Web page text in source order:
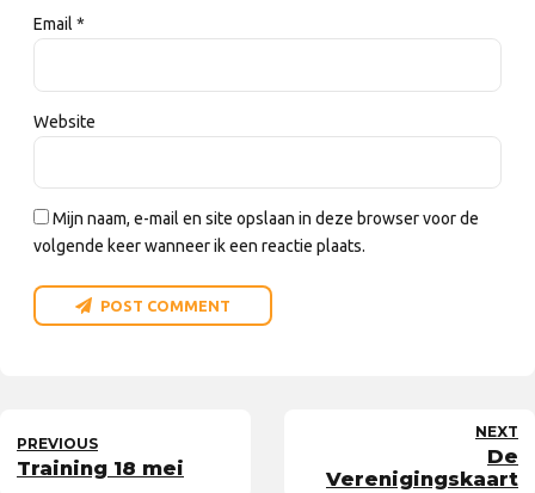
Email *
Website
Mijn naam, e-mail en site opslaan in deze browser voor de
volgende keer wanneer ik een reactie plaats.
POST COMMENT
PREVIOUS
Training 18 mei
NEXT
De
Verenigingskaart